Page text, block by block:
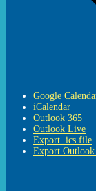
Google
iCalendar
Outlook 365
Outlook Live
Export .ics file
Export